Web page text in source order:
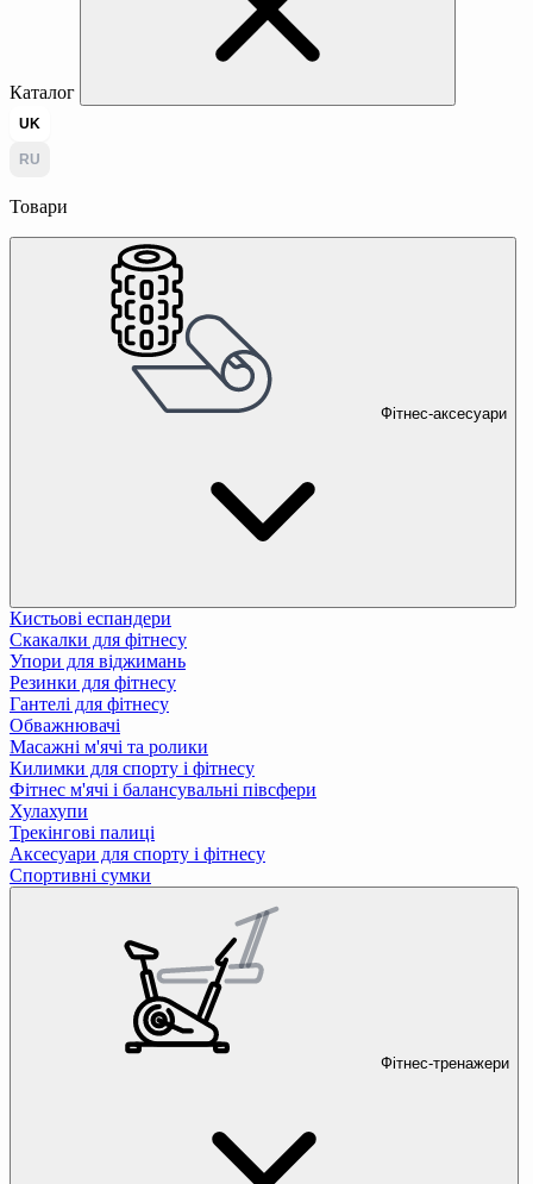
Каталог
UK
RU
Товари
Фітнес-аксесуари
Кистьові еспандери
Скакалки для фітнесу
Упори для віджимань
Резинки для фітнесу
Гантелі для фітнесу
Обважнювачі
Масажні м'ячі та ролики
Килимки для спорту і фітнесу
Фітнес м'ячі і балансувальні півсфери
Хулахупи
Трекінгові палиці
Аксесуари для спорту і фітнесу
Спортивні сумки
Фітнес-тренажери